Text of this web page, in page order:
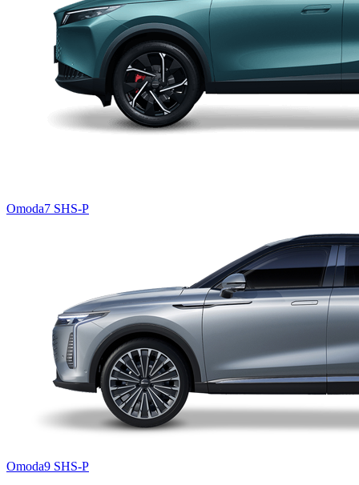
Omoda7 SHS-P
Omoda9 SHS-P